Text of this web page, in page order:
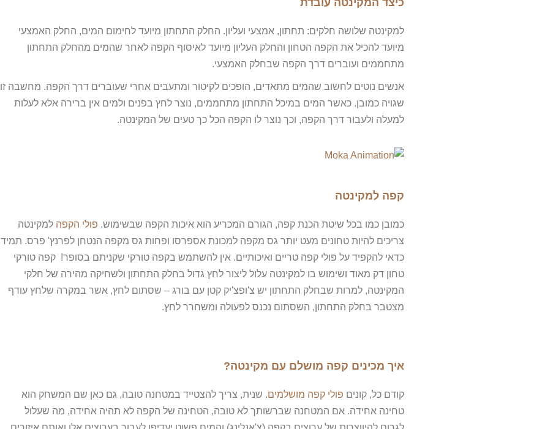
למקינטה שלושה חלקים: תחתון, אמצעי ועליון. החלק התחתון מיועד לחימום המים, החלק האמצעי
מיועד להכיל את הקפה הטחון והחלק העליון מיועד לאיסוף הקפה לאחר שהמים מהחלק התחתון
מתחממים ועוברים דרך הקפה שבחלק האמצעי.
אנשים נוטים לחשוב שהמים מתאדים, הופכים לקיטור ומתעבים אחרי שעוברים דרך הקפה. מחשבה זו
שגויה כמובן. כאשר המים במיכל התחתון מתחממים, נוצר לחץ בפנים ולמים אין ברירה אלא לעלות
למעלה ולעבור דרך הקפה, וכך נוצר לו הקפה הכל כך טעים של המקינטה.
קפה למקינטה
כמובן כמו בכל שיטת הכנת קפה, הגורם המכריע הוא איכות הקפה שבשימוש. פולי הקפה למקינטה
צריכים להיות טחונים מעט יותר גס מקפה למכונת אספרסו ופחות גס מקפה הנטחן לפרנץ' פרס. תמיד
כדאי להקפיד על פולי קפה טריים ואיכותיים. אין להשתמש בקפה טורקי שקניתם בסופר! קפה טורקי
טחון דק מאוד ושימוש בו למקינטה עלול ליצור לחץ גדול בחלק התחתון ולשחיקה מהירה של חלקי
המקינטה, למרות שבחלק התחתון יש צ'ופצ'יק קטן עם בורג – שסתום לחץ, אשר במקרה שלחץ עודף
מצטבר בחלק התחתון, השסתום נכנס לפעולה ומשחרר לחץ.
איך מכינים קפה מושלם עם מקינטה?
קודם כל, קונים פולי קפה מושלמים. שנית, צריך להצטייד במטחנה טובה, גם כאן שם המשחק הוא
טחינה אחידה. אם המטחנה שברשותך לא טובה, הטחינה של הקפה לא תהיה אחידה, מה שעלול